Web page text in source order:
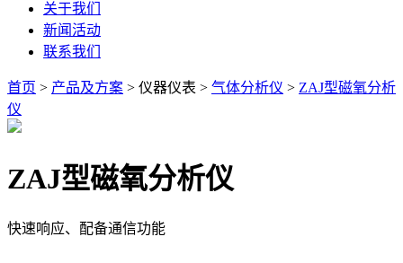
关于我们
新闻活动
联系我们
首页 > 产品及方案 > 仪器仪表 > 气体分析仪 > ZAJ型磁氧分析
仪
ZAJ型磁氧分析仪
快速响应、配备通信功能